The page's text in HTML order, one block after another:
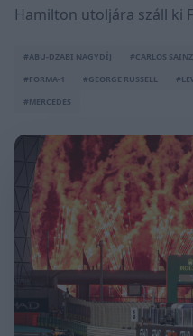
Hamilton utoljára száll ki
#ABU-DZABI NAGYDÍJ #CARLOS SAINZ
#FORMA-1
#GEORGE RUSSELL
#MERCEDES